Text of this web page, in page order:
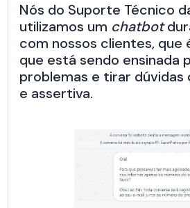
Nós do Suporte Técnico
utilizamos um chatbot
com nossos clientes, que
que está sendo ensinada
problemas e tirar dúvidas
e assertiva.